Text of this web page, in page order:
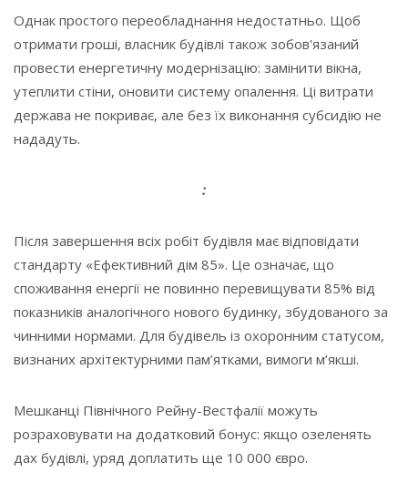
Однак простого переобладнання недостатньо. Щоб
отримати гроші, власник будівлі також зобов'язаний
провести енергетичну модернізацію: замінити вікна,
утеплити стіни, оновити систему опалення. Ці витрати
держава не покриває, але без їх виконання субсидію не
нададуть.
:
Після завершення всіх робіт будівля має відповідати
стандарту «Ефективний дім 85». Це означає, що
споживання енергії не повинно перевищувати 85% від
показників аналогічного нового будинку, збудованого за
чинними нормами. Для будівель із охоронним статусом,
визнаних архітектурними пам’ятками, вимоги м’якші.
Мешканці Північного Рейну-Вестфалії можуть
розраховувати на додатковий бонус: якщо озеленять
дах будівлі, уряд доплатить ще 10 000 євро.